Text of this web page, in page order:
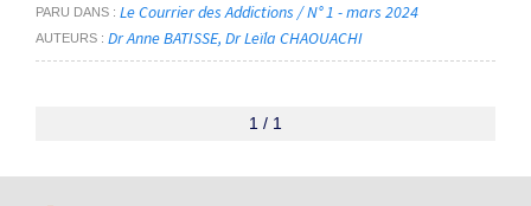
PARU DANS Le Courrier des Addictions / N° 1 - mars 2024
AUTEURS Dr Anne BATISSE Dr Leïla CHAOUACHI
1 / 1